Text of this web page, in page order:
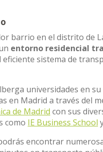
barrio en el distrito de
entorno residencial
eficiente sistema de
universidades en
en Madrid a través del
de Madrid con sus
como IE Business School
encontrar